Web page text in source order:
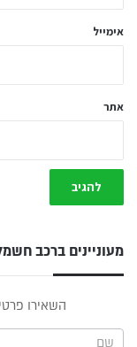
אימייל
אתר
מעוניינים ברכב
תפריט
השאירו